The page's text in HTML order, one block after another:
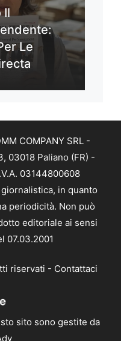
Il
Le
COMPANY SRL -
03018 Paliano (FR) -
03144800608
in quanto
periodicità. Non può
editoriale ai sensi
07.03.2001
riservati - Contattaci
sito sono gestite da